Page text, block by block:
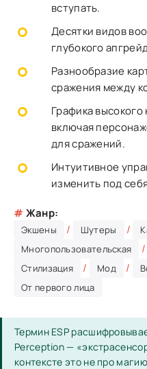
вступать.
Десятки видов
глубокого
Разнообразие
сражения между
Графика высокого
включая
для сражений.
Интуитивное
изменить под
# Жанр:
Экшены / Шутеры /
Многопользовательская /
Стилизация / Мод /
От первого лица
Термин ESP
Perception —
контексте это не про